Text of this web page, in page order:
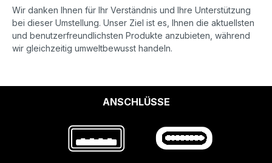
Wir danken Ihnen für Ihr Verständnis und Ihre Unterstützung
bei dieser Umstellung. Unser Ziel ist es, Ihnen die aktuellsten
und benutzerfreundlichsten Produkte anzubieten, während
wir gleichzeitig umweltbewusst handeln.
ANSCHLÜSSE